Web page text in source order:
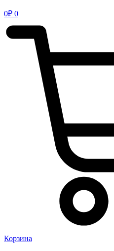
0₽ 0
Корзина